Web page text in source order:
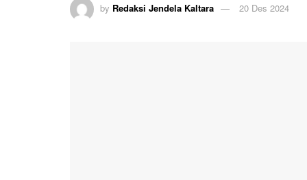
by Redaksi Jendela Kaltara 20 Des 2024